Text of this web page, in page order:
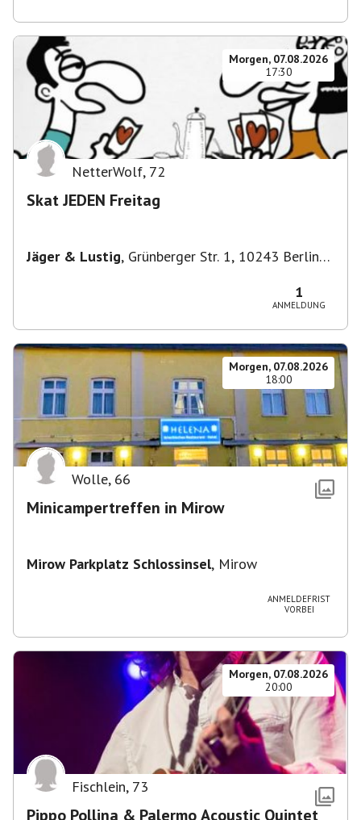
Morgen, 07.08.2026
17:30
NetterWolf, 72
Skat JEDEN Freitag
Jäger & Lustig, Grünberger Str. 1, 10243 Berlin-
1
ANMELDUNG
Morgen, 07.08.2026
18:00
Wolle, 66
Minicampertreffen in Mirow
Mirow Parkplatz Schlossinsel, Mirow
ANMELDEFRIST
VORBEI
Morgen, 07.08.2026
20:00
Fischlein, 73
Pippo Pollina & Palermo Acoustic Quintet